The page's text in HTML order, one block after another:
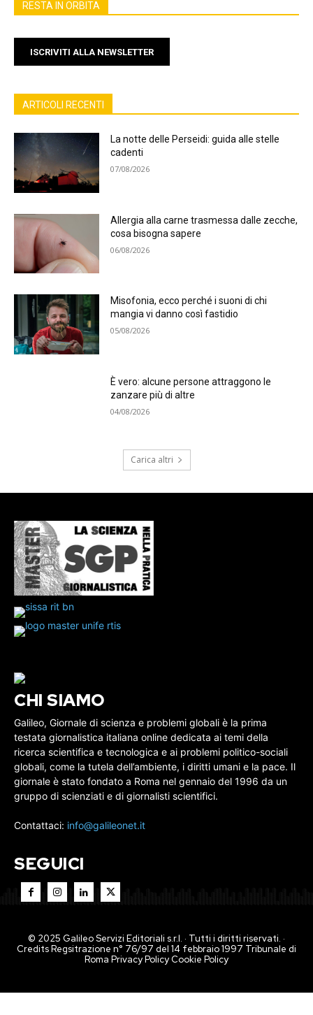
RESTA IN ORBITA
ISCRIVITI ALLA NEWSLETTER
ARTICOLI RECENTI
La notte delle Perseidi: guida alle stelle
cadenti
07/08/2026
Allergia alla carne trasmessa dalle zecche,
cosa bisogna sapere
06/08/2026
Misofonia, ecco perché i suoni di chi
mangia vi danno così fastidio
05/08/2026
È vero: alcune persone attraggono le
zanzare più di altre
04/08/2026
Carica altri
CHI SIAMO
Galileo, Giornale di scienza e problemi globali è la prima
testata giornalistica italiana online dedicata ai temi della
ricerca scientifica e tecnologica e ai problemi politico-sociali
globali, come la tutela dell’ambiente, i diritti umani e la pace. Il
giornale è stato fondato a Roma nel gennaio del 1996 da un
gruppo di scienziati e di giornalisti scientifici.
Contattaci: info@galileonet.it
SEGUICI
© 2025 Galileo Servizi Editoriali s.r.l. · Tutti i diritti riservati. ·
Credits Regsitrazione n° 76/97 del 14 febbraio 1997 Tribunale di
Roma Privacy PolicyCookie Policy